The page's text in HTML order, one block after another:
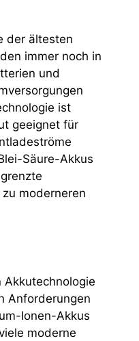
der ältesten
immer noch in
und
ist
geeignet für
Säure-Akkus
moderneren
Akkutechnologie
Anforderungen
Ionen-Akkus
moderne